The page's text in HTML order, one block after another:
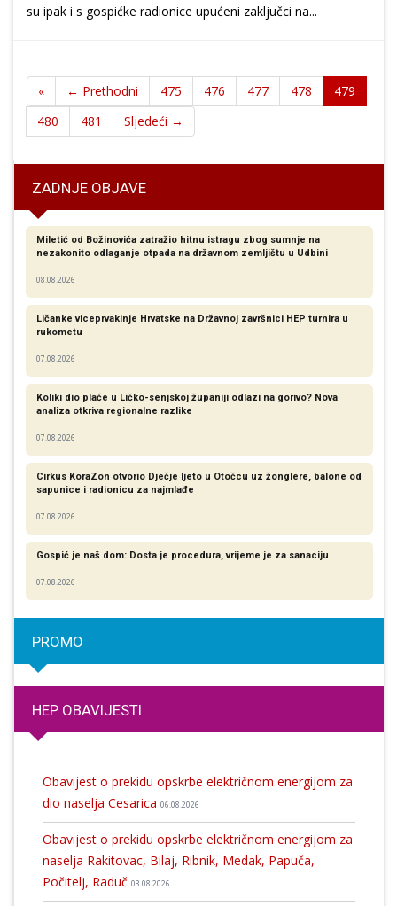
su ipak i s gospićke radionice upućeni zaključci na...
« ← Prethodni 475 476 477 478
479
480
481 Sljedeći →
ZADNJE OBJAVE
Miletić od Božinovića zatražio hitnu istragu zbog sumnje na
nezakonito odlaganje otpada na državnom zemljištu u Udbini
08.08.2026
Ličanke viceprvakinje Hrvatske na Državnoj završnici HEP turnira u
rukometu
07.08.2026
Koliki dio plaće u Ličko-senjskoj županiji odlazi na gorivo? Nova
analiza otkriva regionalne razlike​
07.08.2026
Cirkus KoraZon otvorio Dječje ljeto u Otočcu uz žonglere, balone od
sapunice i radionicu za najmlađe
07.08.2026
Gospić je naš dom: Dosta je procedura, vrijeme je za sanaciju
07.08.2026
PROMO
HEP OBAVIJESTI
Obavijest o prekidu opskrbe električnom energijom za
dio naselja Cesarica 06.08.2026
Obavijest o prekidu opskrbe električnom energijom za
naselja Rakitovac, Bilaj, Ribnik, Medak, Papuča,
Počitelj, Raduč 03.08.2026